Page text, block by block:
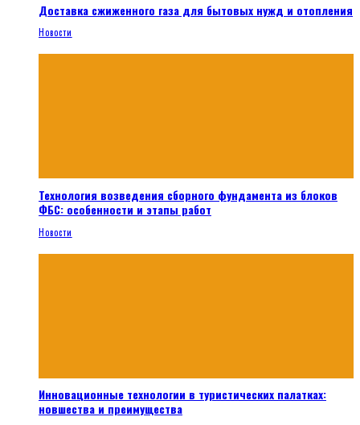
Доставка сжиженного газа для бытовых нужд и отопления
Новости
Технология возведения сборного фундамента из блоков
ФБС: особенности и этапы работ
Новости
Инновационные технологии в туристических палатках:
новшества и преимущества